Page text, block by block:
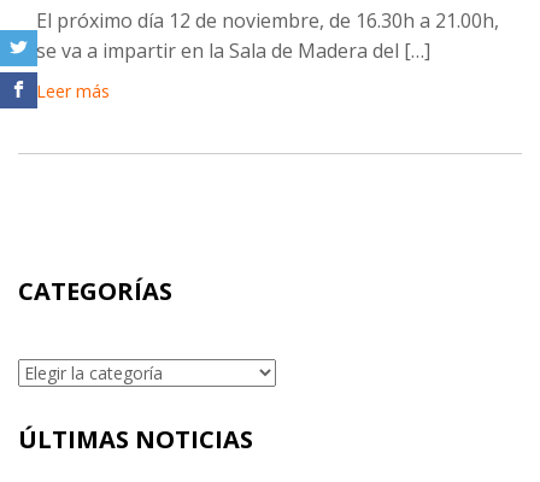
El próximo día 12 de noviembre, de 16.30h a 21.00h,
se va a impartir en la Sala de Madera del […]
Leer más
CATEGORÍAS
Categorías
ÚLTIMAS NOTICIAS